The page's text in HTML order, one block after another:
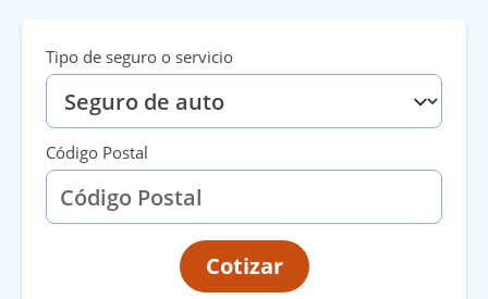
Tipo de seguro o servicio
Código Postal
Cotizar